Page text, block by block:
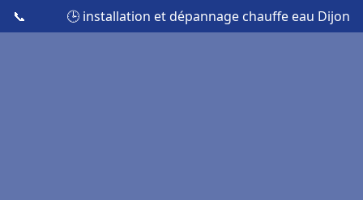
📞 🕒 installation et dépannage chauffe eau Dijon